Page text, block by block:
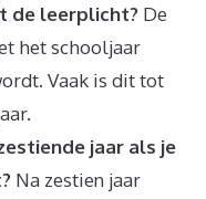
de leerplicht? De
het schooljaar
Vaak is dit tot
jaar als je
Na zestien jaar